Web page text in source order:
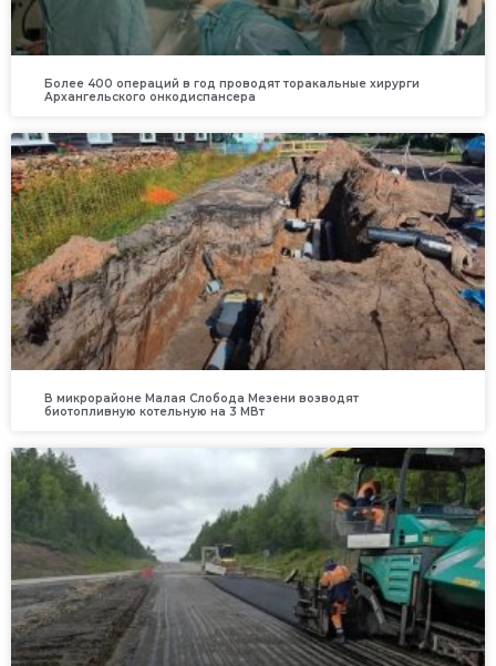
Более 400 операций в год проводят торакальные хирурги
Архангельского онкодиспансера
В микрорайоне Малая Слобода Мезени возводят
биотопливную котельную на 3 МВт